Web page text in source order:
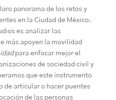
panorama de los retos y
en la Ciudad de México.
es analizar las
más apoyen la movilidad
para enfocar mejor el
de sociedad civil y
que este instrumento
de articular o hacer puentes
de las personas